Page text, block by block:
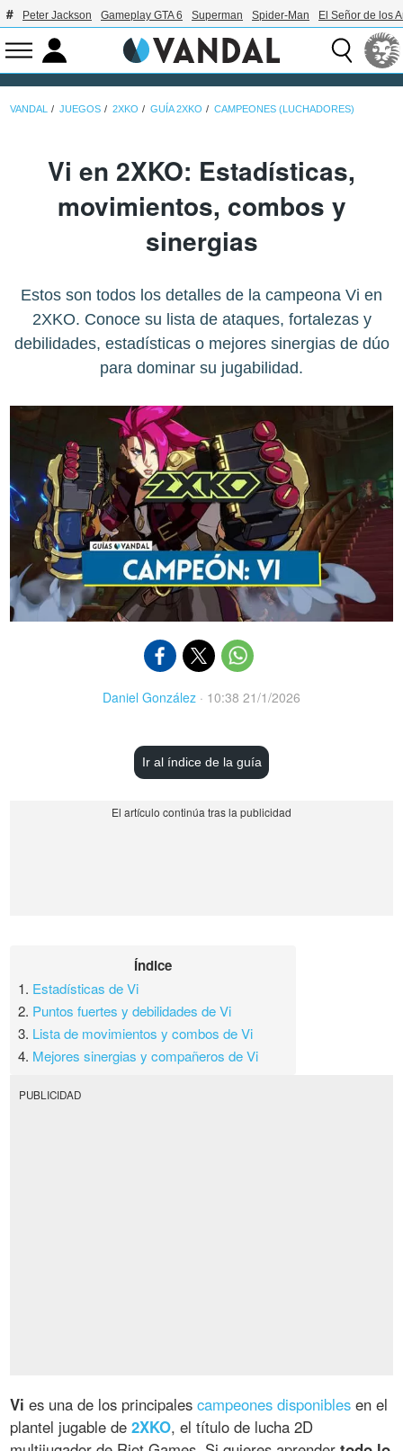
Peter Jackson Gameplay GTA 6 Superman Spider-Man El Señor de los
VANDAL JUEGOS 2XKO GUÍA 2XKO CAMPEONES (LUCHADORES)
Vi en 2XKO: Estadísticas,
movimientos, combos y
sinergias
Estos son todos los detalles de la campeona Vi en
2XKO. Conoce su lista de ataques, fortalezas y
debilidades, estadísticas o mejores sinergias de dúo
para dominar su jugabilidad.
Daniel González · 10:38 21/1/2026
Ir al índice de la guía
Índice
1. Estadísticas de Vi
2. Puntos fuertes y debilidades de Vi
3. Lista de movimientos y combos de Vi
4. Mejores sinergias y compañeros de Vi
PUBLICIDAD
Vi es una de los principalescampeones disponibles en el
plantel jugable de2XKO, el título de lucha 2D